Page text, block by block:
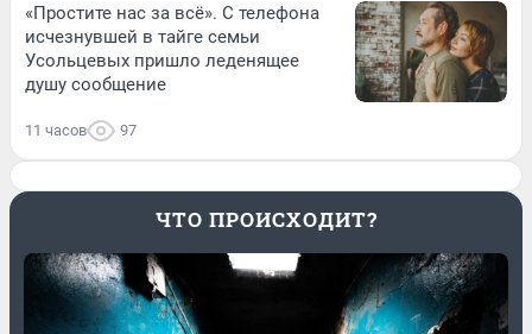
«Простите нас за всё». С телефона
исчезнувшей в тайге семьи
Усольцевых пришло леденящее
душу сообщение
11 часов 97
ЧТО ПРОИСХОДИТ?